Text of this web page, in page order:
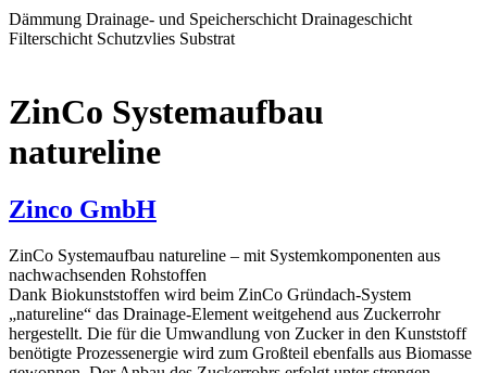
Dämmung Drainage- und Speicherschicht Drainageschicht
Filterschicht Schutzvlies Substrat
ZinCo Systemaufbau
natureline
Zinco GmbH
ZinCo Systemaufbau natureline – mit Systemkomponenten aus
nachwachsenden Rohstoffen
Dank Biokunststoffen wird beim ZinCo Gründach-System
„natureline“ das Drainage-Element weitgehend aus Zuckerrohr
hergestellt. Die für die Umwandlung von Zucker in den Kunststoff
benötigte Prozessenergie wird zum Großteil ebenfalls aus Biomasse